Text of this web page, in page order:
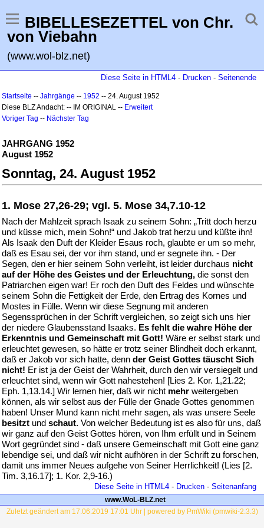
BIBELLESEZETTEL von Chr.
von Viebahn
(www.wol-blz.net)
Diese Seite in HTML4 - Drucken - Seitenende
Startseite -- Jahrgänge -- 1952 -- 24. August 1952
Diese BLZ Andacht: -- IM ORIGINAL -- Erweitert
Voriger Tag -- Nächster Tag
JAHRGANG 1952
August 1952
Sonntag, 24. August 1952
1. Mose 27,26-29; vgI. 5. Mose 34,7.10-12
Nach der Mahlzeit sprach Isaak zu seinem Sohn: „Tritt doch herzu
und küsse mich, mein Sohn!“ und Jakob trat herzu und küßte ihn!
Als Isaak den Duft der Kleider Esaus roch, glaubte er um so mehr,
daß es Esau sei, der vor ihm stand, und er segnete ihn. - Der
Segen, den er hier seinem Sohn verleiht, ist leider durchaus nicht
auf der Höhe des Geistes und der Erleuchtung, die sonst den
Patriarchen eigen war! Er roch den Duft des Feldes und wünschte
seinem Sohn die Fettigkeit der Erde, den Ertrag des Kornes und
Mostes in Fülle. Wenn wir diese Segnung mit anderen
Segenssprüchen in der Schrift vergleichen, so zeigt sich uns hier
der niedere Glaubensstand Isaaks. Es fehlt die wahre Höhe der
Erkenntnis und Gemeinschaft mit Gott! Wäre er selbst stark und
erleuchtet gewesen, so hätte er trotz seiner Blindheit doch erkannt,
daß er Jakob vor sich hatte, denn der Geist Gottes täuscht Sich
nicht! Er ist ja der Geist der Wahrheit, durch den wir versiegelt und
erleuchtet sind, wenn wir Gott nahestehen! [Lies 2. Kor. 1,21.22;
Eph. 1,13.14.] Wir lernen hier, daß wir nicht mehr weitergeben
können, als wir selbst aus der Fülle der Gnade Gottes genommen
haben! Unser Mund kann nicht mehr sagen, als was unsere Seele
besitzt und schaut. Von welcher Bedeutung ist es also für uns, daß
wir ganz auf den Geist Gottes hören, von Ihm erfüllt und in Seinem
Wort gegründet sind - daß unsere Gemeinschaft mit Gott eine ganz
lebendige sei, und daß wir nicht aufhören in der Schrift zu forschen,
damit uns immer Neues aufgehe von Seiner Herrlichkeit! (Lies [2.
Tim. 3,16.17]; 1. Kor. 2,9-16.)
Diese Seite in HTML4 - Drucken - Seitenanfang
www.WoL-BLZ.net
Zuletzt geändert am 17.06.2019 17:01 Uhr | powered by PmWiki (pmwiki-2.3.3)